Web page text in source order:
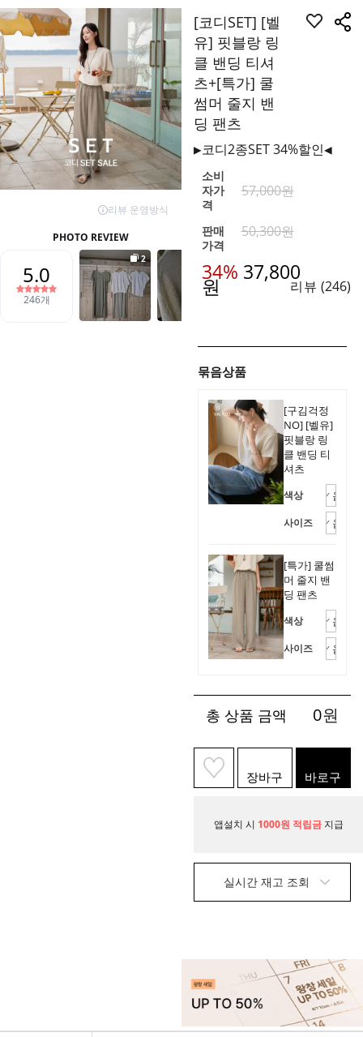
[코디SET] [벨
유] 핏블랑 링
클 밴딩 티셔
츠+[특가] 쿨
썸머 줄지 밴
딩 팬츠
▶코디2종SET 34%할인◀
소비
자가
격
57,000원
판매
가격
50,300원
34% 37,800
원 리뷰 (246)
묶음상품
[구김걱정
NO] [벨유]
핏블랑 링
클 밴딩 티
셔츠
색상
사이즈
[특가] 쿨썸
머 줄지 밴
딩 팬츠
색상
사이즈
총 상품 금액 0원
장바구
니
바로구
매
앱설치 시 1000원 적립금 지급
실시간 재고 조회